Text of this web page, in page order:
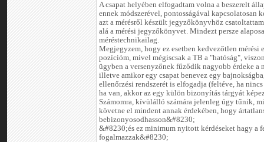
A csapat helyében elfogadtam volna a beszerelt
ennek módszerével, pontosságával kapcsolatosan
azt a mérésről készült jegyzőkönyvhöz
alá a mérési jegyzőkönyvet. Mindezt persze
méréstechnikailag.
Megjegyzem, hogy ez esetben kedvezőtlen mérési
pozícióm, mivel mégiscsak a TB a "hatóság",
ügyben a versenyzőnek fűződik nagyobb érdeke a
illetve amikor egy csapat benevez egy
ellenőrzési rendszerét is elfogadja (feltéve, ha
ha van, akkor az egy külön bizonyítás tárgyát
Számomra, kívülálló számára jelenleg úgy tűnik,
követne el mindent annak érdekében, hogy
bebizonyosodhasson&#8230;
&#8230;és ez minimum nyitott kérdéseket hagy a
fogalmazzak&#8230;